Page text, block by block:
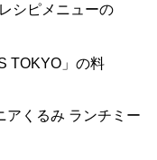
シピメニューの
TOKYO」の料
アくるみ ランチミー